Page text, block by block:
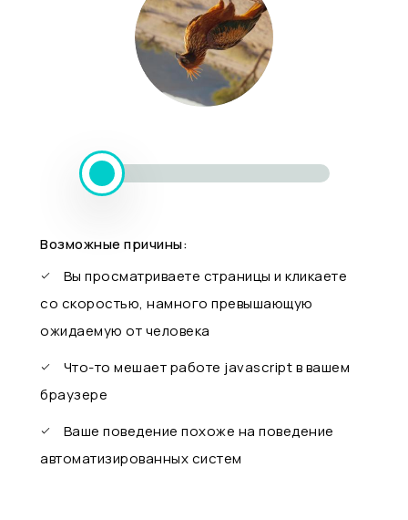
Возможные причины:
Вы просматриваете страницы и кликаете
со скоростью, намного превышающую
ожидаемую от человека
Что-то мешает работе javascript в вашем
браузере
Ваше поведение похоже на поведение
автоматизированных систем